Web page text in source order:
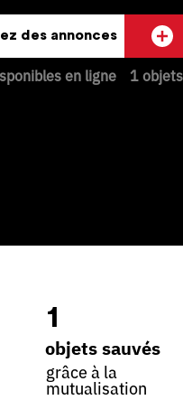
des annonces
en ligne 1
1
objets sauvés
grâce à la
mutualisation